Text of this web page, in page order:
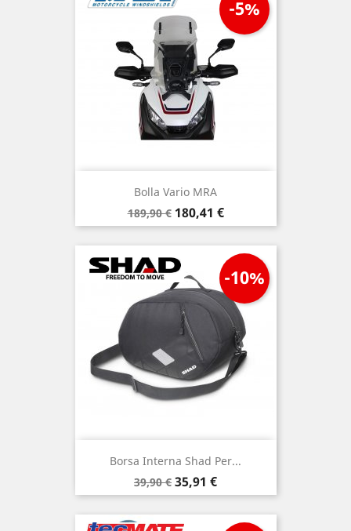
Bolla Vario MRA
Prezzo
base
189,90 €
-5%
Prezzo
180,41 €
Borsa Interna Shad Per...
Prezzo
base
39,90 €
-10%
Prezzo
35,91 €